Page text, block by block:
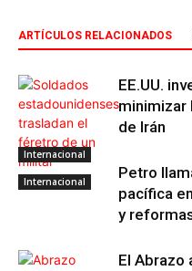
ARTÍCULOS RELACIONADOS
Internacional
EE.UU.
minimizar
de Irán
Internacional
Petro
pacífica
y
El Abrazo